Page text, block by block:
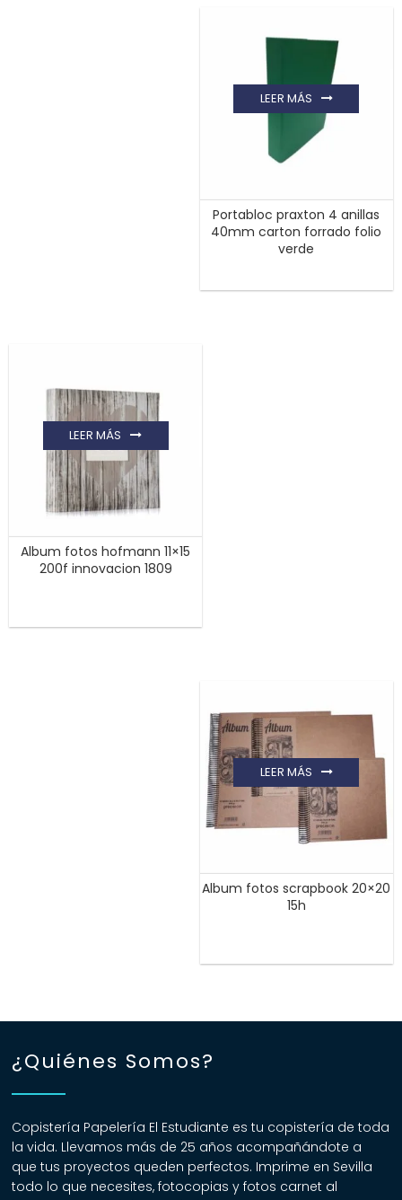
Portabloc praxton 4 anillas
40mm carton forrado folio
verde
LEER MÁS
Album fotos hofmann 11×15
200f innovacion 1809
LEER MÁS
Album fotos scrapbook 20×20
15h
LEER MÁS
¿Quiénes Somos?
Copistería Papelería El Estudiante es tu copistería de toda
la vida. Llevamos más de 25 años acompañándote a
que tus proyectos queden perfectos. Imprime en Sevilla
todo lo que necesites, fotocopias y fotos carnet al